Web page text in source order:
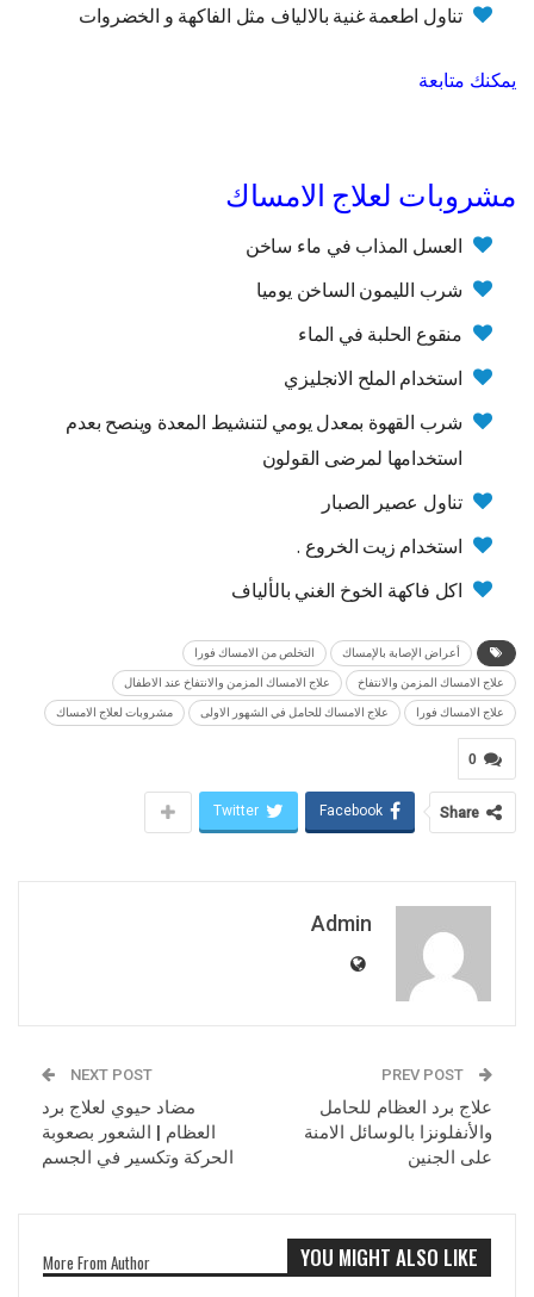
تناول اطعمة غنية بالالياف مثل الفاكهة و الخضروات
يمكنك متابعة
مشروبات لعلاج الامساك
العسل المذاب في ماء ساخن
شرب الليمون الساخن يوميا
منقوع الحلبة في الماء
استخدام الملح الانجليزي
شرب القهوة بمعدل يومي لتنشيط المعدة وينصح بعدم
استخدامها لمرضى القولون
تناول عصير الصبار
استخدام زيت الخروع .
اكل فاكهة الخوخ الغني بالألياف
أعراض الإصابة بالإمساك التخلص من الامساك فورا
علاج الامساك المزمن والانتفاخ علاج الامساك المزمن والانتفاخ عند الاطفال
علاج الامساك فورا علاج الامساك للحامل في الشهور الاولى مشروبات لعلاج الامساك
0
Share
Facebook
Twitter
Admin
علاج برد العظام للحامل
والأنفلونزا بالوسائل الامنة
على الجنين
NEXT POST
مضاد حيوي لعلاج برد
العظام | الشعور بصعوبة
الحركة وتكسير في الجسم
YOU MIGHT ALSO LIKE
More From Author